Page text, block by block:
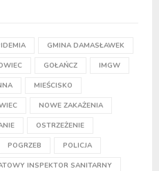
GMINA DAMASŁAWEK
GOŁAŃCZ IMGW
MIEŚCISKO
NOWE ZAKAŻENIA
OSTRZEŻENIE
POGRZEB POLICJA
INSPEKTOR SANITARNY